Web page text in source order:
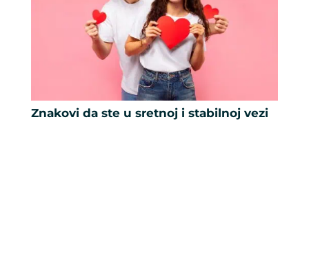
Znakovi da ste u sretnoj i stabilnoj vezi